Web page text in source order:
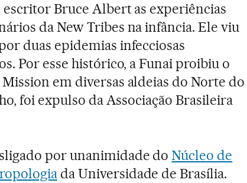
Bruce Albert as experiências
da New Tribes na infância. Ele viu
duas epidemias infecciosas
Por esse histórico, a Funai proibiu o
em diversas aldeias do Norte do
foi expulso da Associação Brasileira
por unanimidade doNúcleo de
da Universidade de Brasília.